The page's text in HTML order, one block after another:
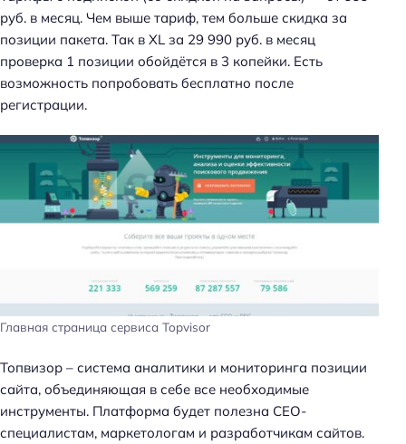
руб. в месяц. Чем выше тариф, тем больше скидка за
позиции пакета. Так в XL за 29 990 руб. в месяц
проверка 1 позиции обойдётся в 3 копейки. Есть
возможность попробовать бесплатно после
регистрации.
Главная страница сервиса Topvisor
Топвизор – система аналитики и мониторинга позиции
сайта, объединяющая в себе все необходимые
инструменты. Платформа будет полезна СЕО-
специалистам, маркетологам и разработчикам сайтов.